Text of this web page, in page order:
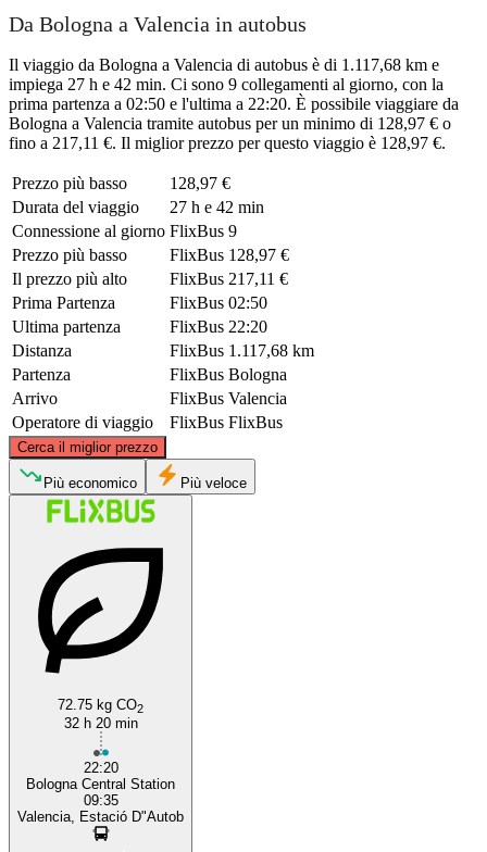
Da Bologna a Valencia in autobus
Il viaggio da Bologna a Valencia di autobus è di 1.117,68 km e
impiega 27 h e 42 min. Ci sono 9 collegamenti al giorno, con la
prima partenza a 02:50 e l'ultima a 22:20. È possibile viaggiare da
Bologna a Valencia tramite autobus per un minimo di 128,97 € o
fino a 217,11 €. Il miglior prezzo per questo viaggio è 128,97 €.
Prezzo più basso
128,97 €
Durata del viaggio
27 h e 42 min
Connessione al giorno FlixBus 9
Prezzo più basso
FlixBus 128,97 €
Il prezzo più alto
FlixBus 217,11 €
Prima Partenza
FlixBus 02:50
Ultima partenza
FlixBus 22:20
Distanza
FlixBus 1.117,68 km
Partenza
FlixBus Bologna
Arrivo
FlixBus Valencia
Operatore di viaggio
FlixBus FlixBus
Cerca il miglior prezzo
©CARTO
Più economico Più veloce
72.75 kg CO2
32 h 20 min
22:20
Bologna Central Station
09:35
Valencia, Estació D"Autob